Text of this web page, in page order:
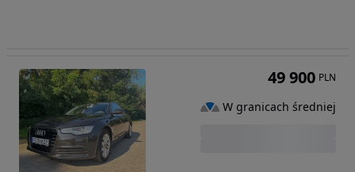
49 900 PLN
W granicach średniej